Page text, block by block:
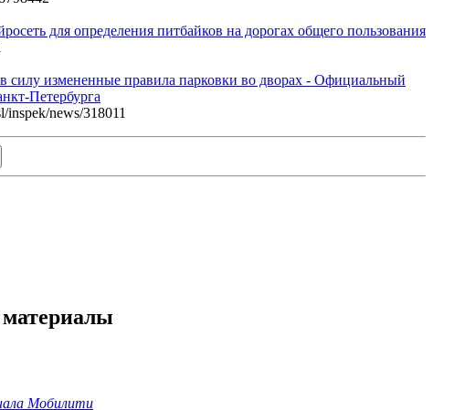
для определения питбайков на дорогах общего пользования
силу измененные правила парковки во дворах - Официальный
news/318011
Мобилити